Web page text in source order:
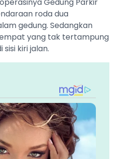
Gedung Parkir
roda dua
gedung. Sedangkan
yang tak tertampung
kiri jalan.